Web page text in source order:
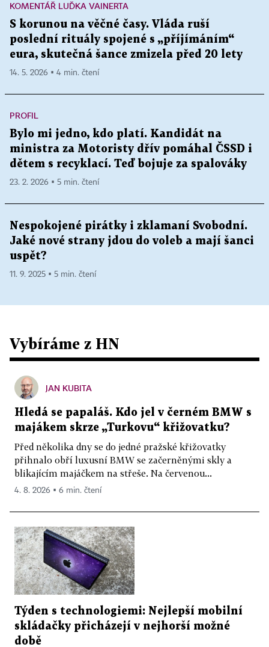
KOMENTÁŘ LUĎKA VAINERTA
S korunou na věčné časy. Vláda ruší
poslední rituály spojené s „příjímáním“
eura, skutečná šance zmizela před 20 lety
14. 5. 2026 ▪ 4 min. čtení
PROFIL
Bylo mi jedno, kdo platí. Kandidát na
ministra za Motoristy dřív pomáhal ČSSD i
dětem s recyklací. Teď bojuje za spalováky
23. 2. 2026 ▪ 5 min. čtení
Nespokojené pirátky i zklamaní Svobodní.
Jaké nové strany jdou do voleb a mají šanci
uspět?
11. 9. 2025 ▪ 5 min. čtení
Vybíráme z HN
JAN KUBITA
Hledá se papaláš. Kdo jel v černém BMW s
majákem skrze „Turkovu“ křižovatku?
Před několika dny se do jedné pražské křižovatky
přihnalo obří luxusní BMW se začerněnými skly a
blikajícím majáčkem na střeše. Na červenou...
4. 8. 2026 ▪ 6 min. čtení
Týden s technologiemi: Nejlepší mobilní
skládačky přicházejí v nejhorší možné
době